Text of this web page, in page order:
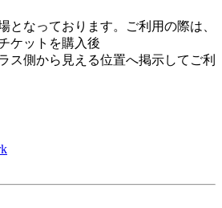
なっております。ご利用の際は、
ケットを購入後
ス側から見える位置へ掲示してご利